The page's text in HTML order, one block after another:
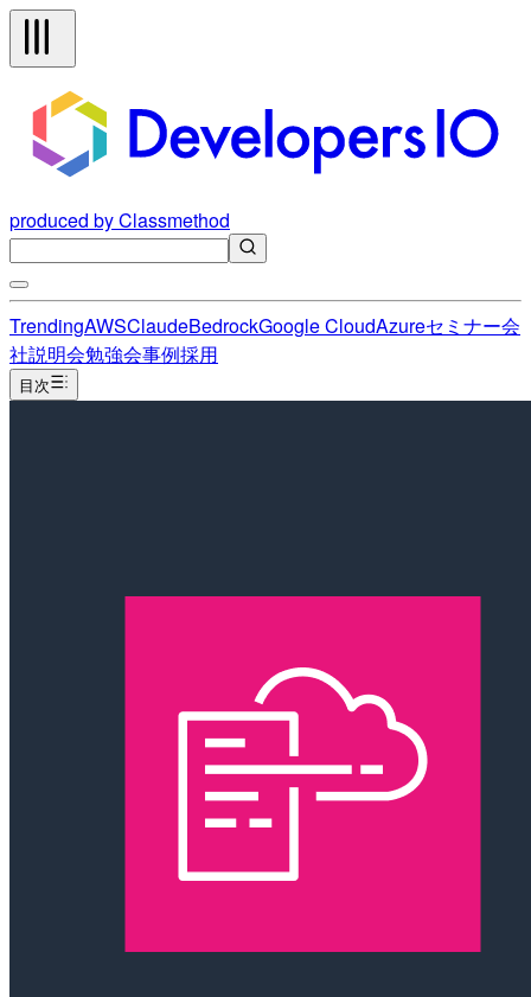
produced by Classmethod
TrendingAWSClaudeBedrockGoogle CloudAzureセミナー会
社説明会勉強会事例採用
目次